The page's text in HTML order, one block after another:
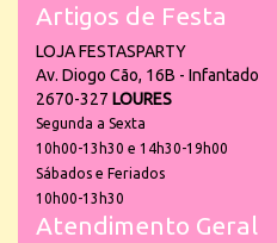
Artigos de Festa
LOJA FESTASPARTY
Av. Diogo Cão, 16B - Infantado
2670-327 LOURES
Segunda a Sexta
10h00-13h30 e 14h30-19h00
Sábados e Feriados
10h00-13h30
Atendimento Geral